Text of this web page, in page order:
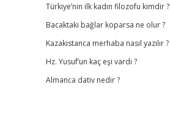
Türkiye’nin ilk kadın filozofu kimdir ?
Bacaktaki bağlar koparsa ne olur ?
Kazakistanca merhaba nasıl yazılır ?
Hz. Yusuf’un kaç eşi vardı ?
Almanca dativ nedir ?